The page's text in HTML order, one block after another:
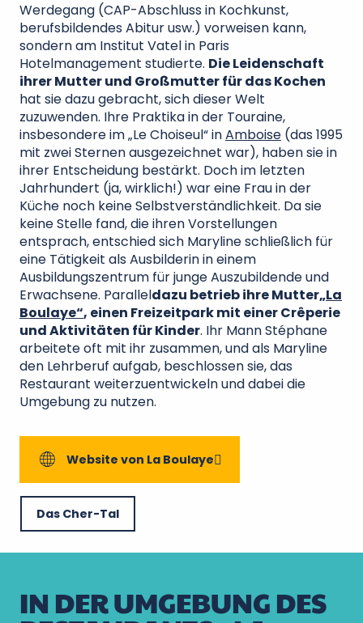
Werdegang (CAP-Abschluss in Kochkunst,
berufsbildendes Abitur usw.) vorweisen kann,
sondern am Institut Vatel in Paris
Hotelmanagement studierte. Die Leidenschaft
ihrer Mutter und Großmutter für das Kochen
hat sie dazu gebracht, sich dieser Welt
zuzuwenden. Ihre Praktika in der Touraine,
insbesondere im „Le Choiseul“ inAmboise (das 1995
mit zwei Sternen ausgezeichnet war), haben sie in
ihrer Entscheidung bestärkt. Doch im letzten
Jahrhundert (ja, wirklich!) war eine Frau in der
Küche noch keine Selbstverständlichkeit. Da sie
keine Stelle fand, die ihren Vorstellungen
entsprach, entschied sich Maryline schließlich für
eine Tätigkeit als Ausbilderin in einem
Ausbildungszentrum für junge Auszubildende und
Erwachsene. Paralleldazu betrieb ihre Mutter„La
Boulaye“, einen Freizeitpark mit einer Crêperie
und Aktivitäten für Kinder. Ihr Mann Stéphane
arbeitete oft mit ihr zusammen, und als Maryline
den Lehrberuf aufgab, beschlossen sie, das
Restaurant weiterzuentwickeln und dabei die
Umgebung zu nutzen.
Website von La Boulaye
Das Cher-Tal
IN DER UMGEBUNG DES